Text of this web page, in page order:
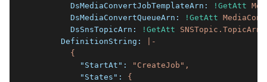
        DsMediaConvertJobTemplateArn:
!GetAtt
        DsMediaConvertQueueArn:
!GetAtt
        DsSnsTopicArn:
!GetAtt
SNSTopic.TopicArn
      DefinitionString:
|-
{
          "StartAt":
"CreateJob" ,
          "States":
{